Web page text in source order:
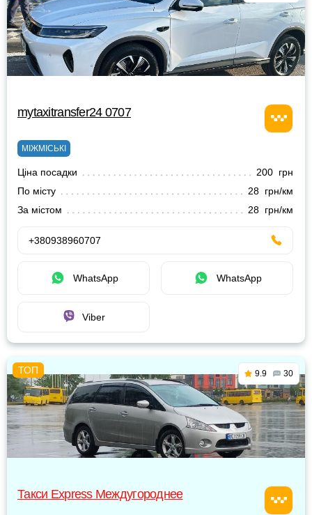
mytaxitransfer24 0707
МІЖМІСЬКІ
Ціна посадки
200 грн
По місту
28 грн/км
За містом
28 грн/км
+380938960707
WhatsApp WhatsApp
Viber
9.9 30
Такси Express Междугороднее